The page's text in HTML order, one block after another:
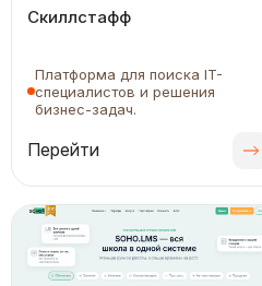
Скиллстафф
Платформа для поиска IT-
специалистов и решения
бизнес-задач.
Перейти